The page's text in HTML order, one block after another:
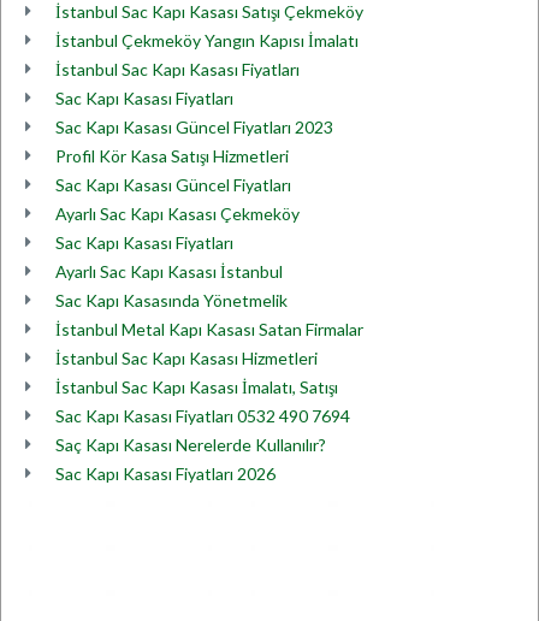
İstanbul Sac Kapı Kasası Satışı Çekmeköy
İstanbul Çekmeköy Yangın Kapısı İmalatı
İstanbul Sac Kapı Kasası Fiyatları
Sac Kapı Kasası Fiyatları
Sac Kapı Kasası Güncel Fiyatları 2023
Profil Kör Kasa Satışı Hizmetleri
Sac Kapı Kasası Güncel Fiyatları
Ayarlı Sac Kapı Kasası Çekmeköy
Sac Kapı Kasası Fiyatları
Ayarlı Sac Kapı Kasası İstanbul
Sac Kapı Kasasında Yönetmelik
İstanbul Metal Kapı Kasası Satan Firmalar
İstanbul Sac Kapı Kasası Hizmetleri
İstanbul Sac Kapı Kasası İmalatı, Satışı
Sac Kapı Kasası Fiyatları 0532 490 7694
Saç Kapı Kasası Nerelerde Kullanılır?
Sac Kapı Kasası Fiyatları 2026